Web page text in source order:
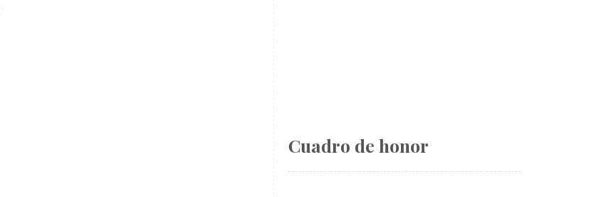
Cuadro de honor